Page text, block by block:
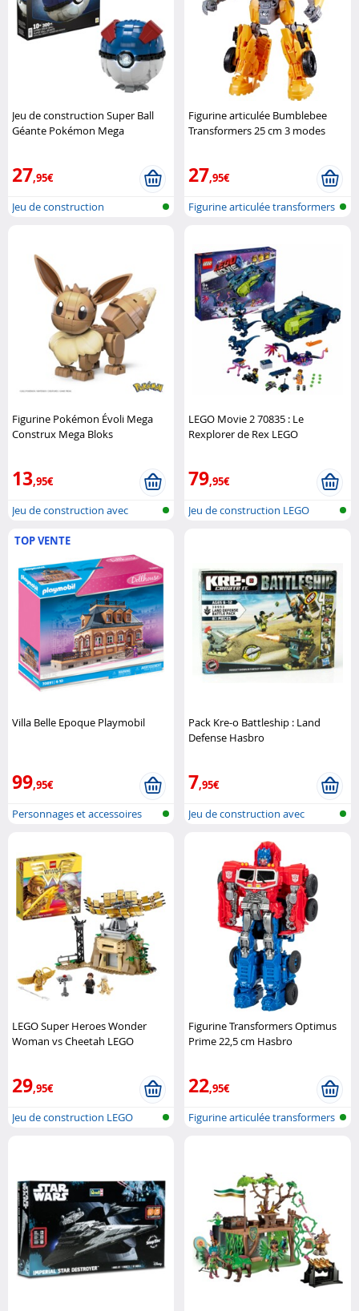
Jeu de construction Super Ball
Géante Pokémon Mega
27,95€
Jeu de construction
Figurine articulée Bumblebee
Transformers 25 cm 3 modes
27,95€
Figurine articulée transformers
Figurine Pokémon Évoli Mega
Construx Mega Bloks
13,95€
Jeu de construction avec
LEGO Movie 2 70835 : Le
Rexplorer de Rex LEGO
79,95€
Jeu de construction LEGO
TOP VENTE
Villa Belle Epoque Playmobil
99,95€
Personnages et accessoires
Pack Kre-o Battleship : Land
Defense Hasbro
7,95€
Jeu de construction avec
LEGO Super Heroes Wonder
Woman vs Cheetah LEGO
29,95€
Jeu de construction LEGO
Figurine Transformers Optimus
Prime 22,5 cm Hasbro
22,95€
Figurine articulée transformers